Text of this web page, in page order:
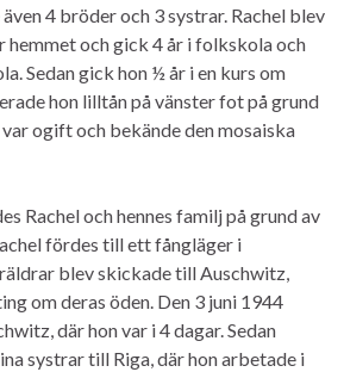
4 bröder och 3 systrar. Rachel blev
och gick 4 år i folkskola och
Sedan gick hon ½ år i en kurs om
hon lilltån på vänster fot på grund
ogift och bekände den mosaiska
Rachel och hennes familj på grund av
fördes till ett fångläger i
blev skickade till Auschwitz,
om deras öden. Den 3 juni 1944
där hon var i 4 dagar. Sedan
systrar till Riga, där hon arbetade i